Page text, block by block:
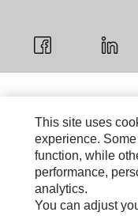
Plan du site
Paramètres des
Légal
This site uses
experience.
function, while
performance,
analytics.
You can adjust